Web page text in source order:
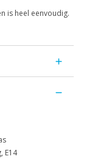
is heel eenvoudig.
E14